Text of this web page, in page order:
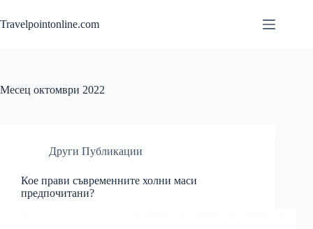
to
content
Travelpointonline.com
Месец октомври 2022
Други Публикации
Кое прави съвременните холни маси
предпочитани?